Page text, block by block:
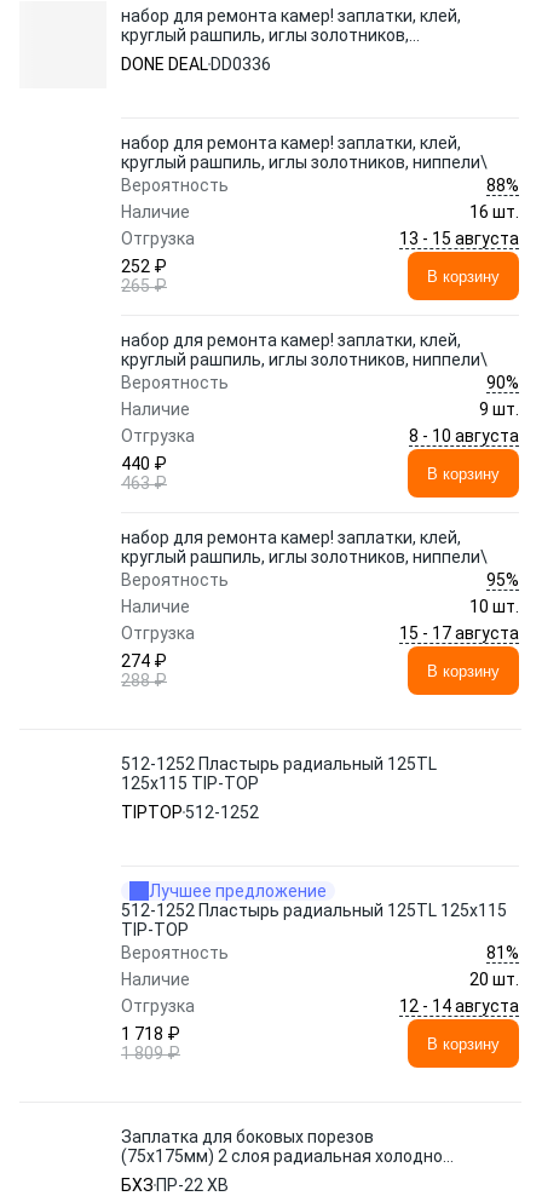
набор для ремонта камер! заплатки, клей,
круглый рашпиль, иглы золотников,
ниппели\
DONE DEAL DD0336
набор для ремонта камер! заплатки, клей,
круглый рашпиль, иглы золотников, ниппели\
Вероятность
88%
Наличие
16 шт.
Отгрузка
13 - 15 августа
252 ₽
265 ₽
В корзину
набор для ремонта камер! заплатки, клей,
круглый рашпиль, иглы золотников, ниппели\
Вероятность
90%
Наличие
9 шт.
Отгрузка
8 - 10 августа
440 ₽
463 ₽
В корзину
набор для ремонта камер! заплатки, клей,
круглый рашпиль, иглы золотников, ниппели\
Вероятность
95%
Наличие
10 шт.
Отгрузка
15 - 17 августа
274 ₽
288 ₽
В корзину
512-1252 Пластырь радиальный 125TL
125x115 TIP-TOP
TIPTOP 512-1252
Лучшее предложение
512-1252 Пластырь радиальный 125TL 125x115
TIP-TOP
Вероятность
81%
Наличие
20 шт.
Отгрузка
12 - 14 августа
1 718 ₽
1 809 ₽
В корзину
Заплатка для боковых порезов
(75х175мм) 2 слоя радиальная холодной
вулканизации, ПР22ХВ, БХЗ
БХЗ ПР-22 ХВ